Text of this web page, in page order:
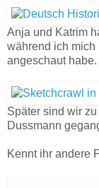
Anja und Katrim
während ich
angeschaut
Später sind wir
Dussmann
Kennt ihr andere